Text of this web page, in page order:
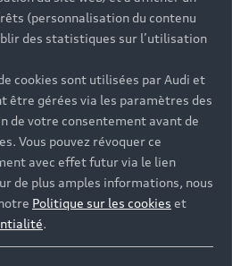
Clients
et Malentendants
durée
Services
Audi
droits réservés.
sur les cookies
de confidentialité
(personnalisation du contenu
des statistiques sur l’utilisation
cookies sont utilisées par Audi et
être gérées via les paramètres des
de votre consentement avant de
Vous pouvez révoquer ce
avec effet futur via le lien
de plus amples informations, nous
Politique sur les cookies et
.